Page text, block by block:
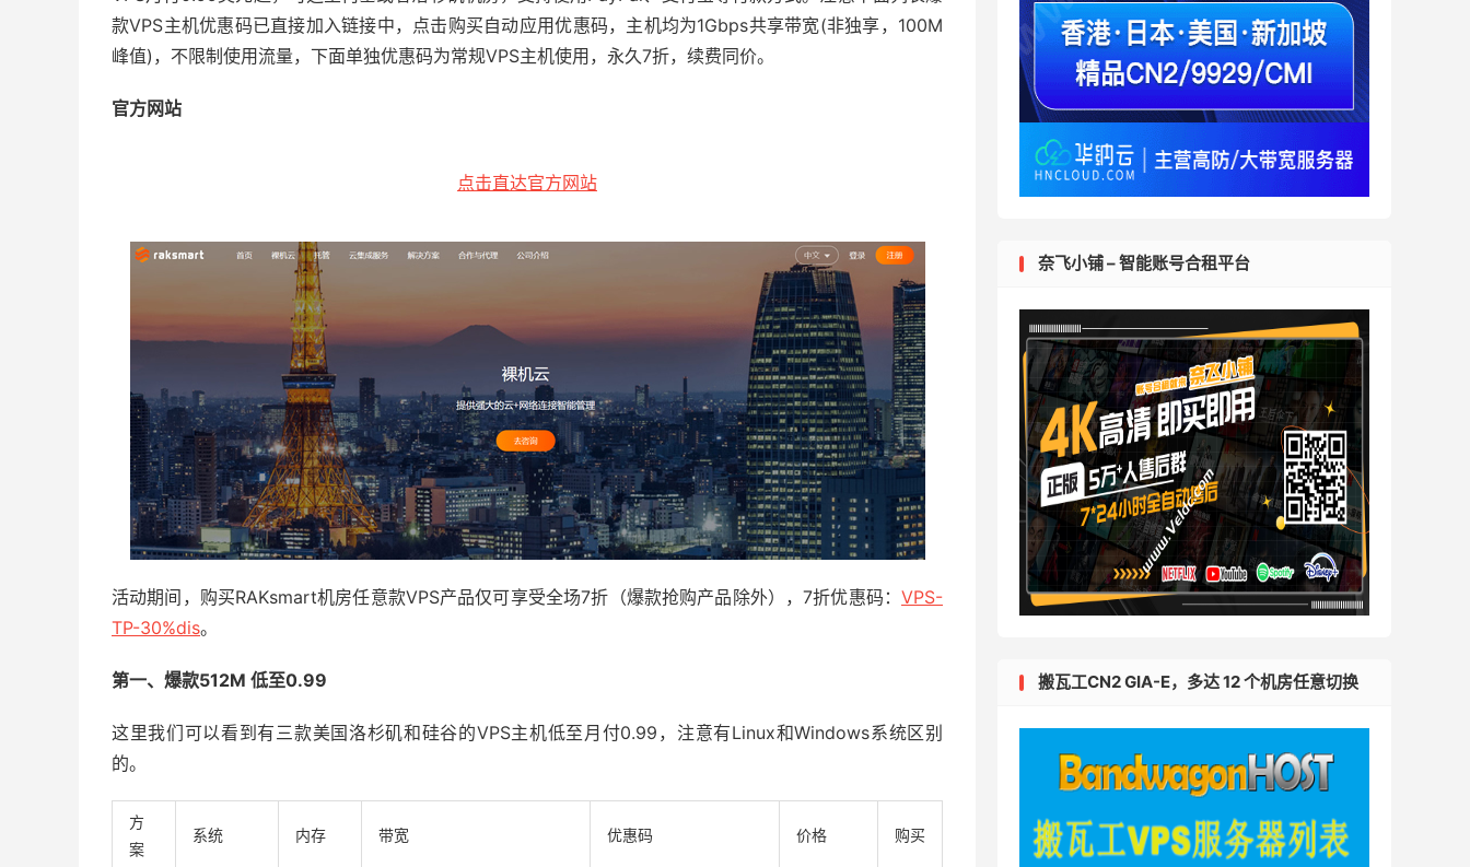
款VPS主机优惠码已直接加入链接中，点击购买自动应用优惠码，主机均为1Gbps共享带宽(非独享，100M
峰值)，不限制使用流量，下面单独优惠码为常规VPS主机使用，永久7折，续费同价。
官方网站
点击直达官方网站
活动期间，购买RAKsmart机房任意款VPS产品仅可享受全场7折（爆款抢购产品除外），7折优惠码： VPS-
TP-30%dis。
第一、爆款512M 低至0.99
这里我们可以看到有三款美国洛杉矶和硅谷的VPS主机低至月付0.99，注意有Linux和Windows系统区别
的。
方
案
系统 内存 带宽 优惠码 价格 购买
奈飞小铺 – 智能账号合租平台
搬瓦工CN2 GIA-E，多达 12 个机房任意切换